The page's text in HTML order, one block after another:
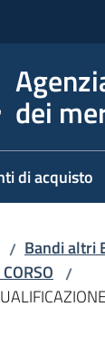
dei
di acquisto
/ Bandi altri
/